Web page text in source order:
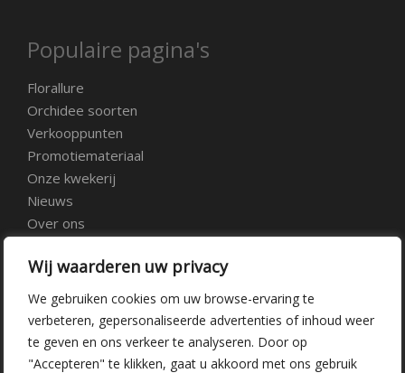
Wij waarderen uw privacy
We gebruiken cookies om uw browse-ervaring te
verbeteren, gepersonaliseerde advertenties of inhoud weer
te geven en ons verkeer te analyseren. Door op
"Accepteren" te klikken, gaat u akkoord met ons gebruik
Populaire pagina's
Florallure
Orchidee soorten
Verkooppunten
Promotiemateriaal
Onze kwekerij
Nieuws
Over ons
Vacatures
Contact
Kwekerij Delfgauw